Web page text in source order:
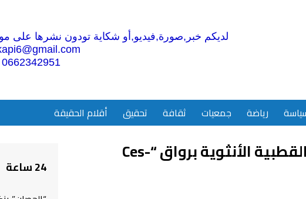
لديكم خبر,صورة,فيديو,أو شكاية تودون نشرها على
0662342951
رياضة جمعيات ثقافة تحقيق أقلام الحقيقة
ثلاث فنانات مغربيات يتغنين بالقطبية الأنثوية برواق “Ces-
24 ساعة